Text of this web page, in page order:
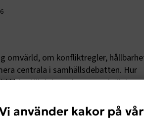
omvärld, om konfliktregler,
centrala i samhällsdebatten. Hur
bidra till det moderna samhället.
några av de viktigaste
använder kakor på